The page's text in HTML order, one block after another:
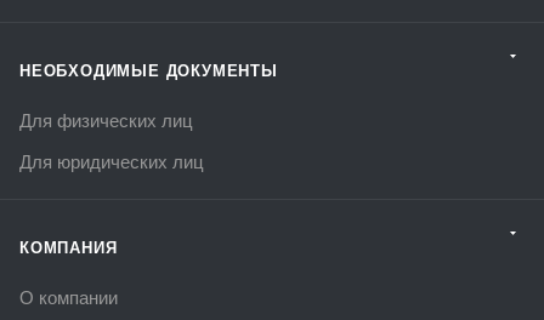
НЕОБХОДИМЫЕ ДОКУМЕНТЫ
Для физических лиц
Для юридических лиц
КОМПАНИЯ
О компании